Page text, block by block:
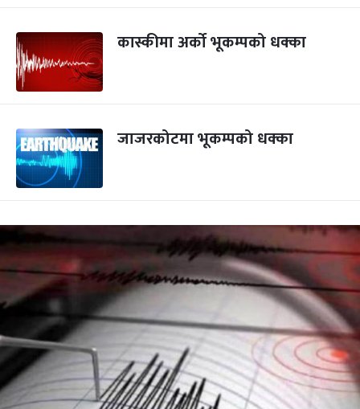
कास्कीमा अर्को भूकम्पको धक्का
जाजरकोटमा भूकम्पको धक्का